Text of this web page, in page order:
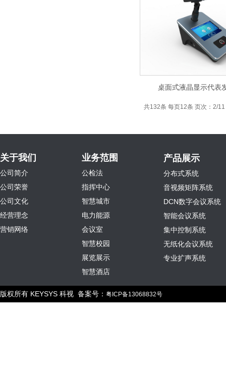
桌面式液晶显示代表
共132条 每页12条 页次：2/11
版权所有 KEYSYS 科视 备案号： 粤ICP备13068832号
业务范围
公检法
指挥中心
智慧城市
电力能源
会议室
智慧校园
展览展示
智慧酒店
关于我们
公司简介
公司荣誉
公司文化
经营理念
营销网络
产品展示
分布式系统
音视频矩阵系统
DCN数字会议系统
智能会议系统
集中控制系统
无纸化会议系统
专业扩声系统